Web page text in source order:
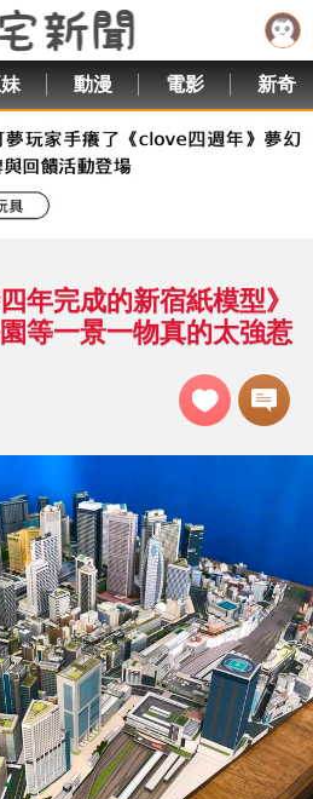
動漫 電影 新奇
年完成的新宿紙模型》
等一景一物真的太強惹